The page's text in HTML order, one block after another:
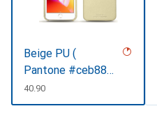
Beige PU (
Pantone #ceb888
)CHF
40.90